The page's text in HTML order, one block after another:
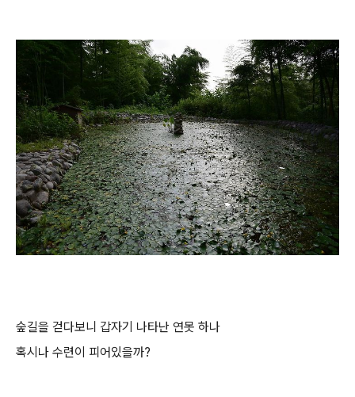
숲길을 걷다보니 갑자기 나타난 연못 하나
혹시나 수련이 피어있을까?